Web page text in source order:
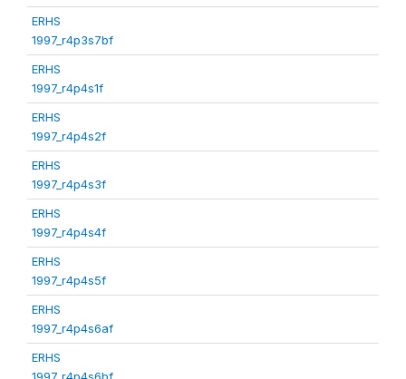
ERHS
1997_r4p3s7bf
ERHS
1997_r4p4s1f
ERHS
1997_r4p4s2f
ERHS
1997_r4p4s3f
ERHS
1997_r4p4s4f
ERHS
1997_r4p4s5f
ERHS
1997_r4p4s6af
ERHS
1997_r4p4s6bf